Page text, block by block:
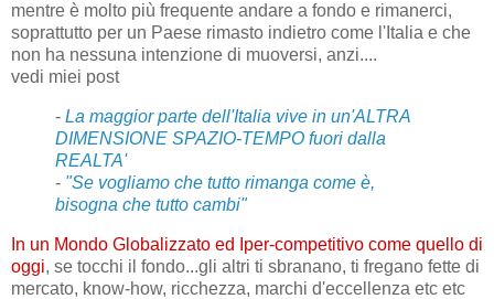
mentre è molto più frequente andare a fondo e rimanerci,
soprattutto per un Paese rimasto indietro come l'Italia e che
non ha nessuna intenzione di muoversi, anzi....
vedi miei post
- La maggior parte dell'Italia vive in un'ALTRA
DIMENSIONE SPAZIO-TEMPO fuori dalla
REALTA'
- "Se vogliamo che tutto rimanga come è,
bisogna che tutto cambi"
In un Mondo Globalizzato ed Iper-competitivo come quello di
oggi, se tocchi il fondo...gli altri ti sbranano, ti fregano fette di
mercato, know-how, ricchezza, marchi d'eccellenza etc etc